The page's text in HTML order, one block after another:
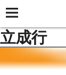
立成行